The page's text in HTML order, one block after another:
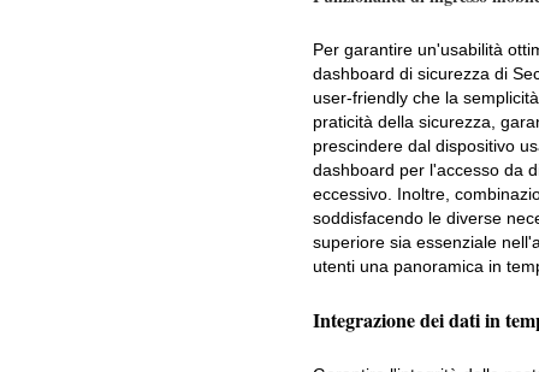
Per garantire un'usabilità
dashboard di sicurezza di
user-friendly che la
praticità della sicurezza,
prescindere dal dispositivo
dashboard per l'accesso da
eccessivo. Inoltre,
soddisfacendo le diverse
superiore sia essenziale
utenti una panoramica in
Integrazione dei dati in